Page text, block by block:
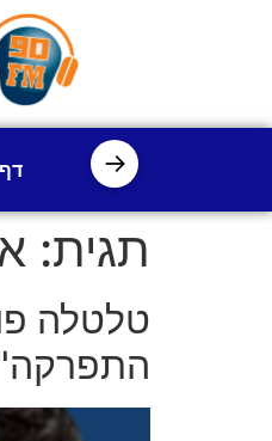
→
תגית:
טלטלה